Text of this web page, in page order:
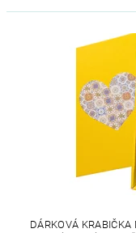
DÁRKOVÁ